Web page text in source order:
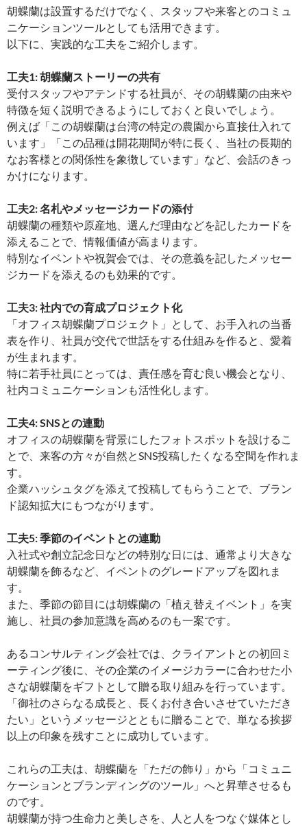
胡蝶蘭は設置するだけでなく、スタッフや来客とのコミュ
ニケーションツールとしても活用できます。
以下に、実践的な工夫をご紹介します。
工夫1: 胡蝶蘭ストーリーの共有
受付スタッフやアテンドする社員が、その胡蝶蘭の由来や
特徴を短く説明できるようにしておくと良いでしょう。
例えば「この胡蝶蘭は台湾の特定の農園から直接仕入れて
います」「この品種は開花期間が特に長く、当社の長期的
なお客様との関係性を象徴しています」など、会話のきっ
かけになります。
工夫2: 名札やメッセージカードの添付
胡蝶蘭の種類や原産地、選んだ理由などを記したカードを
添えることで、情報価値が高まります。
特別なイベントや祝賀会では、その意義を記したメッセー
ジカードを添えるのも効果的です。
工夫3: 社内での育成プロジェクト化
「オフィス胡蝶蘭プロジェクト」として、お手入れの当番
表を作り、社員が交代で世話をする仕組みを作ると、愛着
が生まれます。
特に若手社員にとっては、責任感を育む良い機会となり、
社内コミュニケーションも活性化します。
工夫4: SNSとの連動
オフィスの胡蝶蘭を背景にしたフォトスポットを設けるこ
とで、来客の方々が自然とSNS投稿したくなる空間を作れま
す。
企業ハッシュタグを添えて投稿してもらうことで、ブラン
ド認知拡大にもつながります。
工夫5: 季節のイベントとの連動
入社式や創立記念日などの特別な日には、通常より大きな
胡蝶蘭を飾るなど、イベントのグレードアップを図れま
す。
また、季節の節目には胡蝶蘭の「植え替えイベント」を実
施し、社員の参加意識を高めるのも一案です。
あるコンサルティング会社では、クライアントとの初回ミ
ーティング後に、その企業のイメージカラーに合わせた小
さな胡蝶蘭をギフトとして贈る取り組みを行っています。
「御社のさらなる成長と、長くお付き合いさせていただき
たい」というメッセージとともに贈ることで、単なる挨拶
以上の印象を残すことに成功しています。
これらの工夫は、胡蝶蘭を「ただの飾り」から「コミュニ
ケーションとブランディングのツール」へと昇華させるも
のです。
胡蝶蘭が持つ生命力と美しさを、人と人をつなぐ媒体とし